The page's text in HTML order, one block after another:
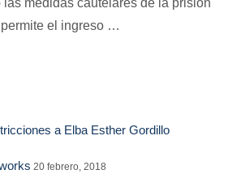
las medidas cautelares de la prisión
el ingreso …
a Elba Esther Gordillo
20 febrero, 2018